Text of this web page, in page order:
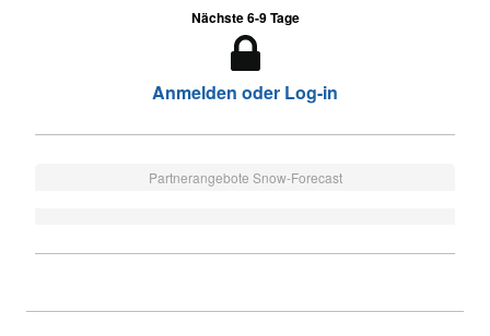
Nächste 6-9 Tage
Anmelden oder Log-in
Partnerangebote Snow-Forecast